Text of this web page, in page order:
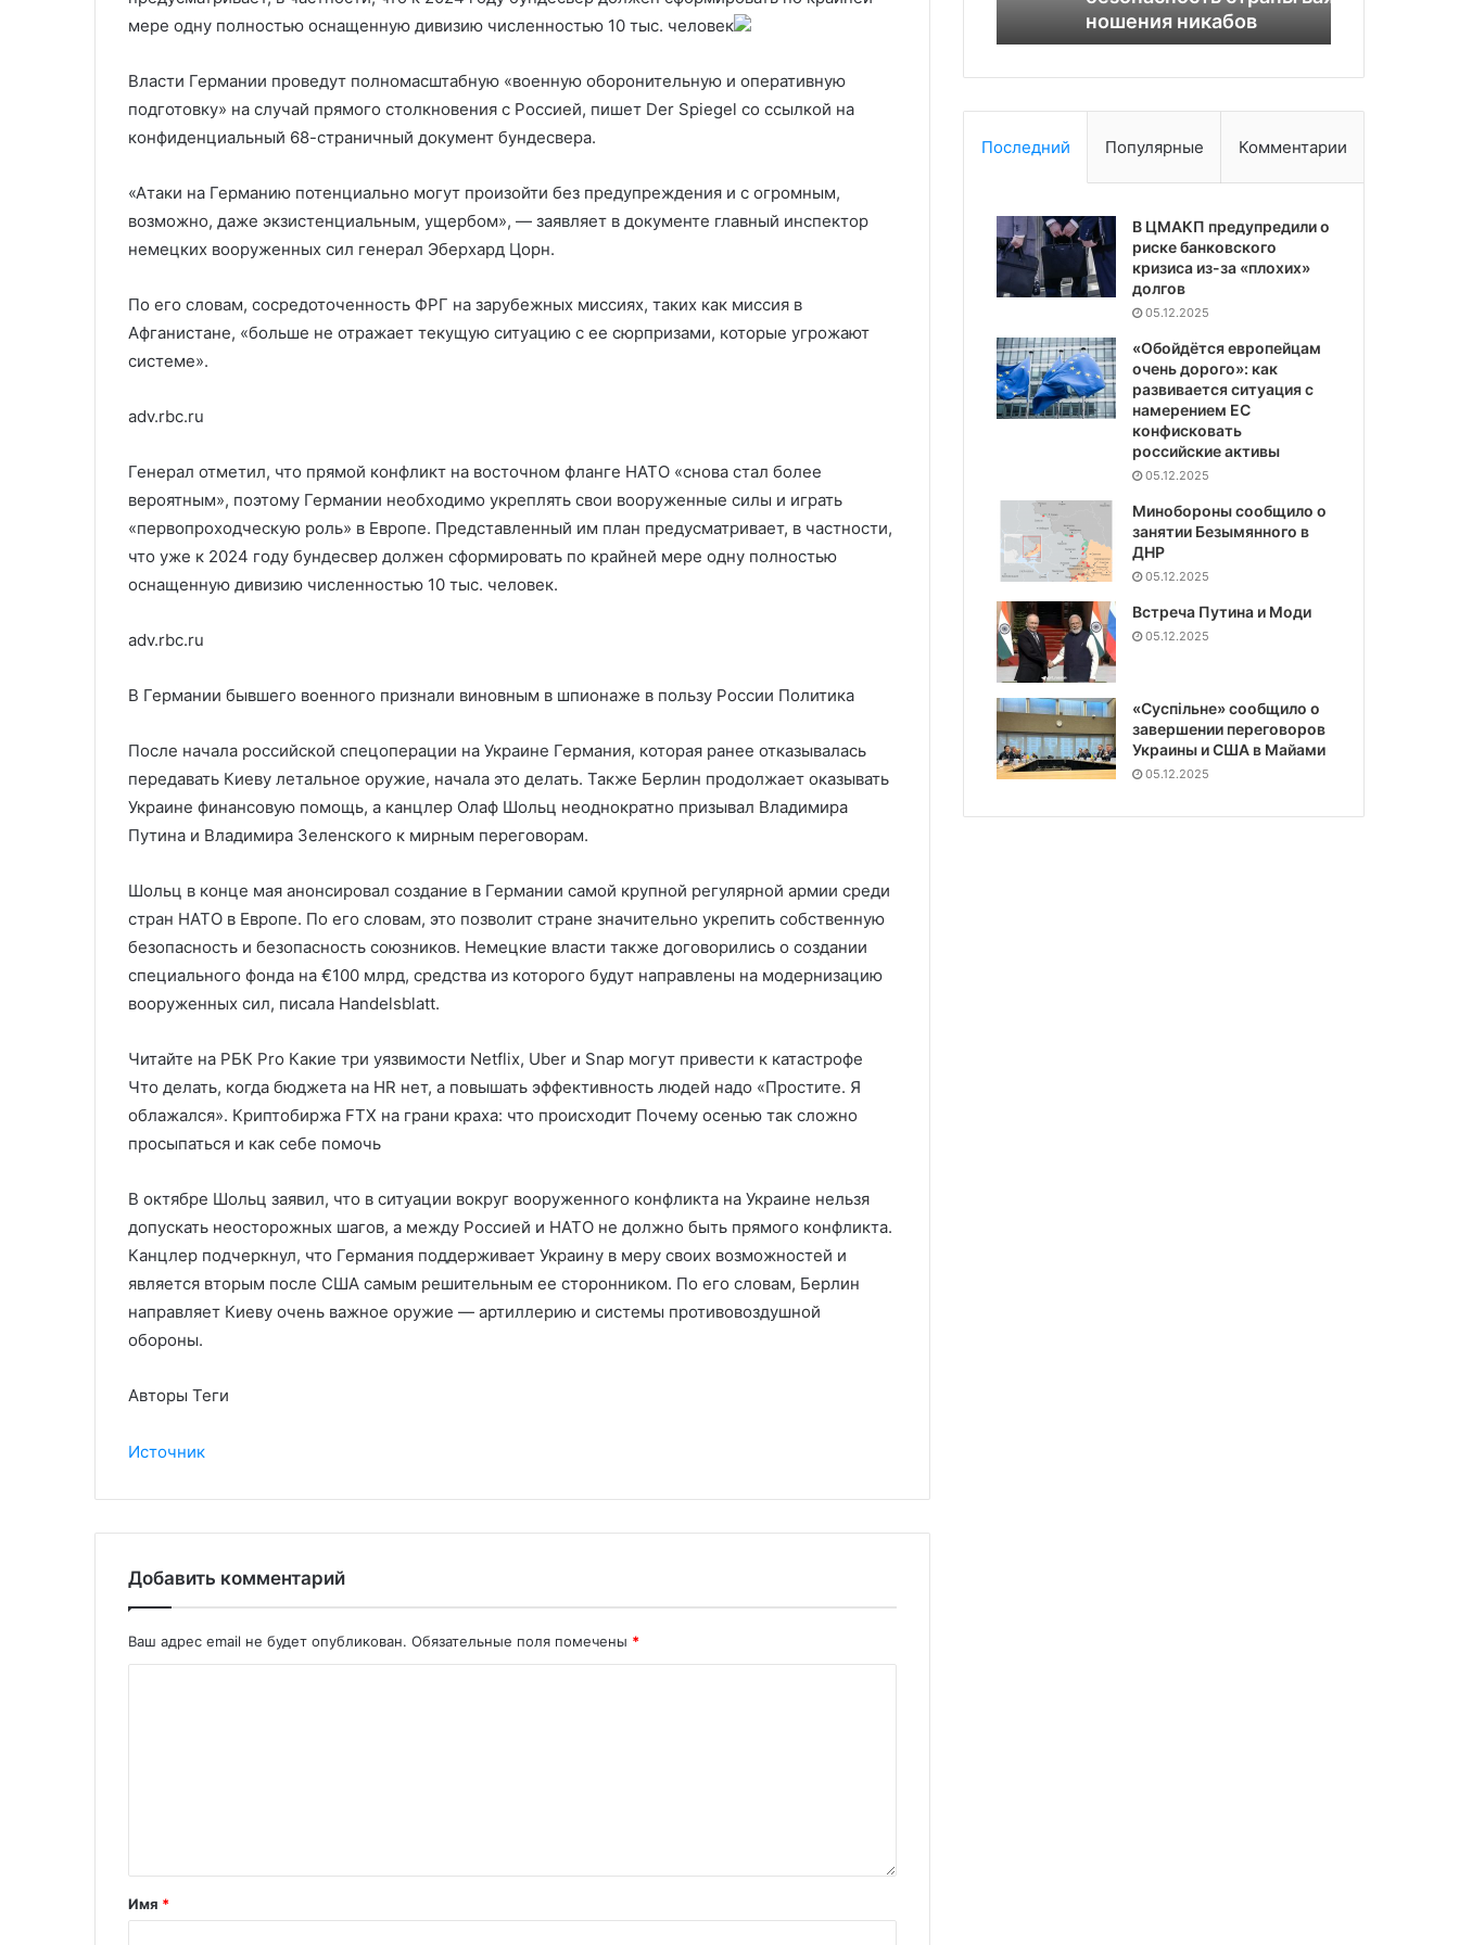
мере одну полностью оснащенную дивизию численностью 10 тыс. человек
Власти Германии проведут полномасштабную «военную оборонительную и оперативную
подготовку» на случай прямого столкновения с Россией, пишет Der Spiegel со ссылкой на
конфиденциальный 68-страничный документ бундесвера.
«Атаки на Германию потенциально могут произойти без предупреждения и с огромным,
возможно, даже экзистенциальным, ущербом», — заявляет в документе главный инспектор
немецких вооруженных сил генерал Эберхард Цорн.
По его словам, сосредоточенность ФРГ на зарубежных миссиях, таких как миссия в
Афганистане, «больше не отражает текущую ситуацию с ее сюрпризами, которые угрожают
системе».
adv.rbc.ru
Генерал отметил, что прямой конфликт на восточном фланге НАТО «снова стал более
вероятным», поэтому Германии необходимо укреплять свои вооруженные силы и играть
«первопроходческую роль» в Европе. Представленный им план предусматривает, в частности,
что уже к 2024 году бундесвер должен сформировать по крайней мере одну полностью
оснащенную дивизию численностью 10 тыс. человек.
adv.rbc.ru
В Германии бывшего военного признали виновным в шпионаже в пользу России Политика
После начала российской спецоперации на Украине Германия, которая ранее отказывалась
передавать Киеву летальное оружие, начала это делать. Также Берлин продолжает оказывать
Украине финансовую помощь, а канцлер Олаф Шольц неоднократно призывал Владимира
Путина и Владимира Зеленского к мирным переговорам.
Шольц в конце мая анонсировал создание в Германии самой крупной регулярной армии среди
стран НАТО в Европе. По его словам, это позволит стране значительно укрепить собственную
безопасность и безопасность союзников. Немецкие власти также договорились о создании
специального фонда на €100 млрд, средства из которого будут направлены на модернизацию
вооруженных сил, писала Handelsblatt.
Читайте на РБК Pro Какие три уязвимости Netflix, Uber и Snap могут привести к катастрофе
Что делать, когда бюджета на HR нет, а повышать эффективность людей надо «Простите. Я
облажался». Криптобиржа FTX на грани краха: что происходит Почему осенью так сложно
просыпаться и как себе помочь
В октябре Шольц заявил, что в ситуации вокруг вооруженного конфликта на Украине нельзя
допускать неосторожных шагов, а между Россией и НАТО не должно быть прямого конфликта.
Канцлер подчеркнул, что Германия поддерживает Украину в меру своих возможностей и
является вторым после США самым решительным ее сторонником. По его словам, Берлин
направляет Киеву очень важное оружие — артиллерию и системы противовоздушной
обороны.
Авторы Теги
Источник
Добавить комментарий
Ваш адрес email не будет опубликован. Обязательные поля помечены *
Имя *
в переговорах с Ираном
Гуцул
Мизулиной и Гуцул
погибших после взрывов
ношения никабов
Последний Популярные Комментарии
В ЦМАКП предупредили о
риске банковского
кризиса из-за «плохих»
долгов
05.12.2025
«Обойдётся европейцам
очень дорого»: как
развивается ситуация с
намерением ЕС
конфисковать
российские активы
05.12.2025
Минобороны сообщило о
занятии Безымянного в
ДНР
05.12.2025
Встреча Путина и Моди
05.12.2025
«Суспiльне» сообщило о
завершении переговоров
Украины и США в Майами
05.12.2025